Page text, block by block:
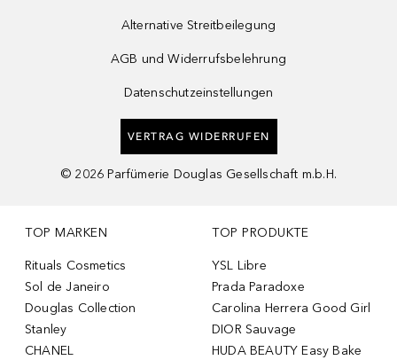
Alternative Streitbeilegung
AGB und Widerrufsbelehrung
Datenschutzeinstellungen
VERTRAG WIDERRUFEN
© 2026 Parfümerie Douglas Gesellschaft m.b.H.
TOP MARKEN
Rituals Cosmetics
Sol de Janeiro
Douglas Collection
Stanley
CHANEL
TOP PRODUKTE
YSL Libre
Prada Paradoxe
Carolina Herrera Good Girl
DIOR Sauvage
HUDA BEAUTY Easy Bake